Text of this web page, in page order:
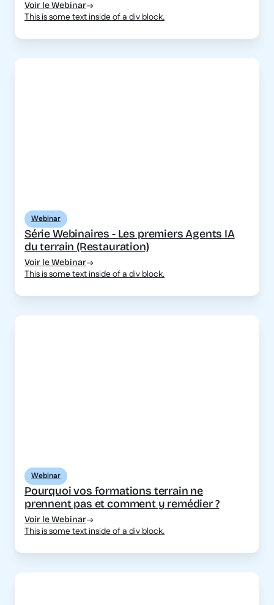
Voir le Webinar
This is some text inside of a div block.
Webinar
Série Webinaires - Les premiers Agents IA
du terrain (Restauration)
Voir le Webinar
This is some text inside of a div block.
Webinar
Pourquoi vos formations terrain ne
prennent pas et comment y remédier ?
Voir le Webinar
This is some text inside of a div block.